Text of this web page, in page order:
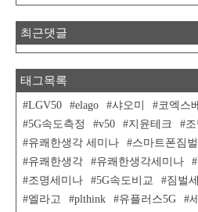
최근댓글
태그목록
LGV50 elago 샤오미 코엑스
5G속도측정
v50 지윤테크
유쾌한생각 세미나
스마트폰짐벌
유쾌한생각
유쾌한생각세미나
조명세미나
5G속도비교 짐벌
엘라고
plthink 유플러스5G